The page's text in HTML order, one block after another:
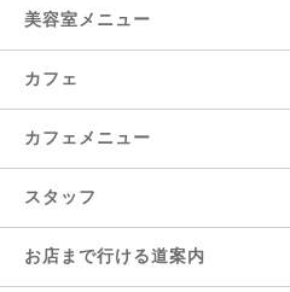
美容室メニュー
カフェ
カフェメニュー
スタッフ
お店まで行ける道案内